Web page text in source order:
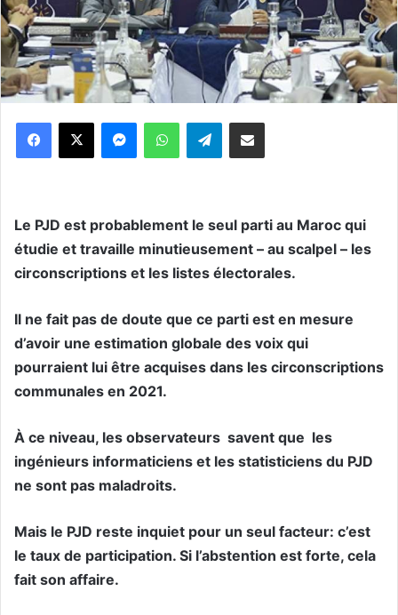
WhatsApp Telegram
Le PJD est probablement le seul parti au Maroc qui
étudie et travaille minutieusement – au scalpel – les
circonscriptions et les listes électorales.
Il ne fait pas de doute que ce parti est en mesure
d’avoir une estimation globale des voix qui
pourraient lui être acquises dans les circonscriptions
communales en 2021.
À ce niveau, les observateurs savent que les
ingénieurs informaticiens et les statisticiens du PJD
ne sont pas maladroits.
Mais le PJD reste inquiet pour un seul facteur: c’est
le taux de participation. Si l’abstention est forte, cela
fait son affaire.